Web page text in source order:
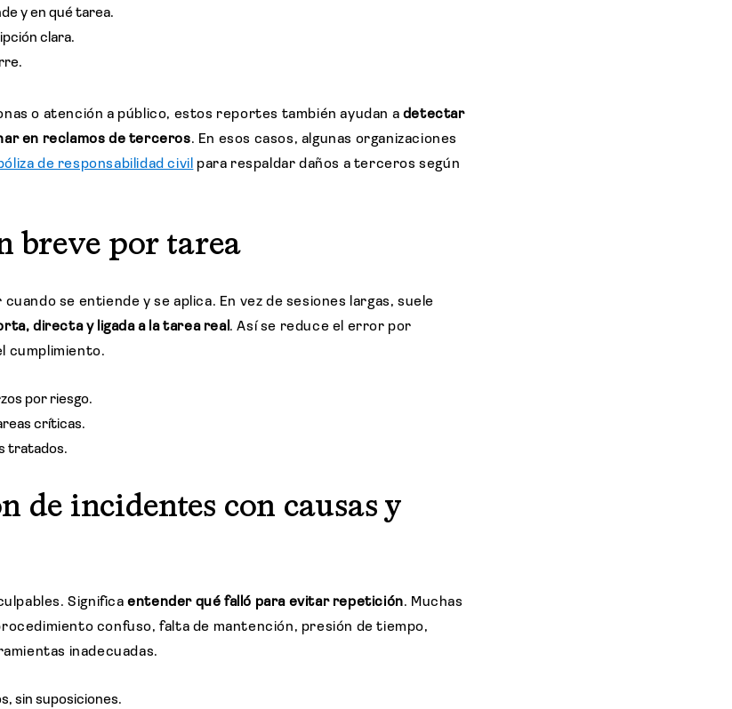
y en qué tarea.
clara.
o atención a público, estos reportes también ayudan a detectar
en reclamos de terceros. En esos casos, algunas organizaciones
de responsabilidad civil para respaldar daños a terceros según
breve por tarea
se entiende y se aplica. En vez de sesiones largas, suele
directa y ligada a la tarea real . Así se reduce el error por
cumplimiento.
por riesgo.
críticas.
tratados.
de incidentes con causas y
Significaentender qué falló para evitar repetición. Muchas
confuso, falta de mantención, presión de tiempo,
inadecuadas.
sin suposiciones.